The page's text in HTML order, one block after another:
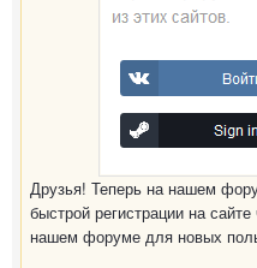
Друзья! Теперь на нашем
быстрой регистрации на
нашем форуме для новых